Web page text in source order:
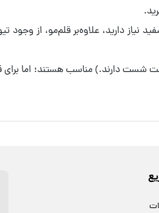
نیاز دارید، علاوه‌بر قلم‌مو، از
شست دارند.) مناسب هستند؛ اما برای